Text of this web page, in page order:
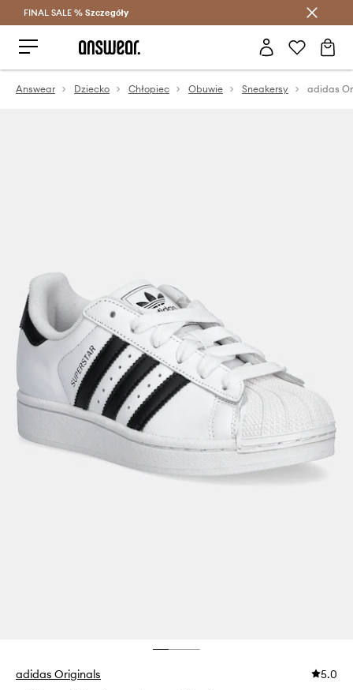
Oszczędzaj z Answear Club >
FINAL SALE % Szczegóły
Answear Dziecko Chłopiec Obuwie Sneakersy
adidas Originals 5.0